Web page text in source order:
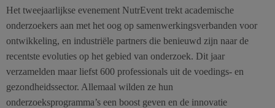
Het tweejaarlijkse evenement NutrEvent trekt academische
onderzoekers aan met het oog op samenwerkingsverbanden voor
ontwikkeling, en industriële partners die benieuwd zijn naar de
recentste evoluties op het gebied van onderzoek. Dit jaar
verzamelden maar liefst 600 professionals uit de voedings- en
gezondheidssector. Allemaal wilden ze hun
onderzoeksprogramma’s een boost geven en de innovatie